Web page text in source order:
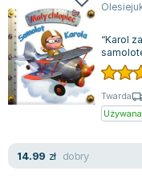
“Karol
jakby
Twarda
Używana
14.99 zł dobry